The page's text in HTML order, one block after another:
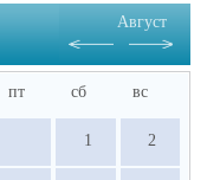
Август
пт сб вс
1 2